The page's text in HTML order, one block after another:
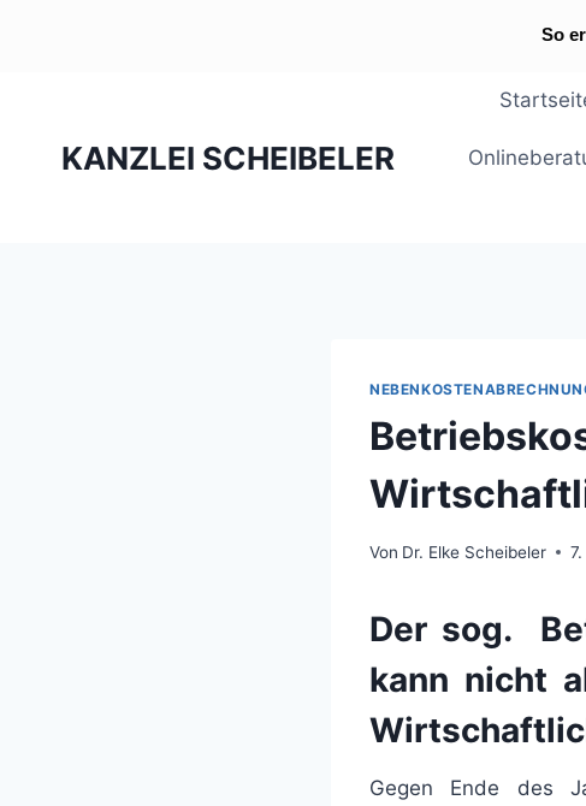
So
springenKANZLEI SCHEIBELER
Von Dr. Elke Scheibeler
Der sog.
kann nicht
Gegen Ende des